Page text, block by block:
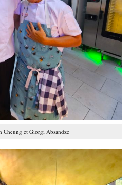
Cheung et Giorgi Absandze